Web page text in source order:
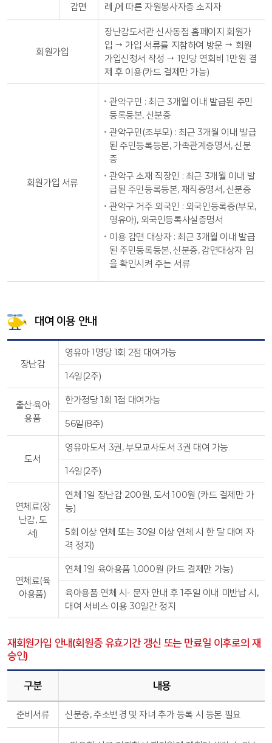
감면
례」에 따른 자원봉사자증 소지자
회원가입
장난감도서관 신사동점 홈페이지 회원가
입 → 가입 서류를 지참하여 방문 → 회원
가입신청서 작성 → 1인당 연회비 1만원 결
제 후 이용(카드 결제만 가능)
회원가입 서류
관악구민 : 최근 3개월 이내 발급된 주민
등록등본, 신분증
관악구민(조부모) : 최근 3개월 이내 발급
된 주민등록등본, 가족관계증명서, 신분
증
관악구 소재 직장인 : 최근 3개월 이내 발
급된 주민등록등본, 재직증명서, 신분증
관악구 거주 외국인 : 외국인등록증(부모,
영유아), 외국인등록사실증명서
이용 감면 대상자 : 최근 3개월 이내 발급
된 주민등록등본, 신분증, 감면대상자 임
을 확인시켜 주는 서류
대여 이용 안내
장난감
영유아 1명당 1회 2점 대여가능
14일(2주)
출산·육아
용품
한가정당 1회 1점 대여가능
56일(8주)
도서
영유아도서 3권, 부모교사도서 3권 대여 가능
14일(2주)
연체료(장
난감, 도
서)
연체 1일 장난감 200원, 도서 100원 (카드 결제만 가
능)
5회 이상 연체 또는 30일 이상 연체 시 한 달 대여 자
격 정지)
연체료(육
아용품)
연체 1일 육아용품 1,000원 (카드 결제만 가능)
육아용품 연체 시- 문자 안내 후 1주일 이내 미반납 시,
대여 서비스 이용 30일간 정지
재회원가입 안내(회원증 유효기간 갱신 또는 만료일 이후로의 재
승인)
구분 내용
준비서류 신분증, 주소변경 및 자녀 추가 등록 시 등본 필요